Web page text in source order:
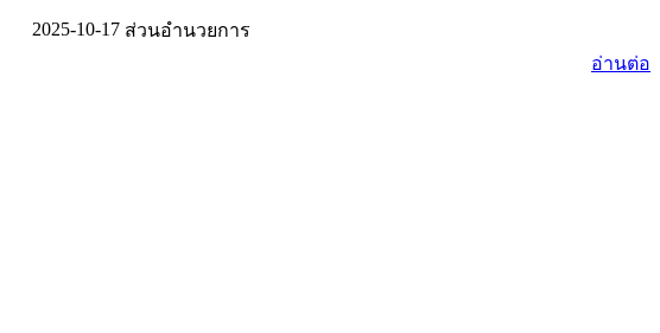
2025-10-17 ส่วนอำนวยการ
อ่านต่อ